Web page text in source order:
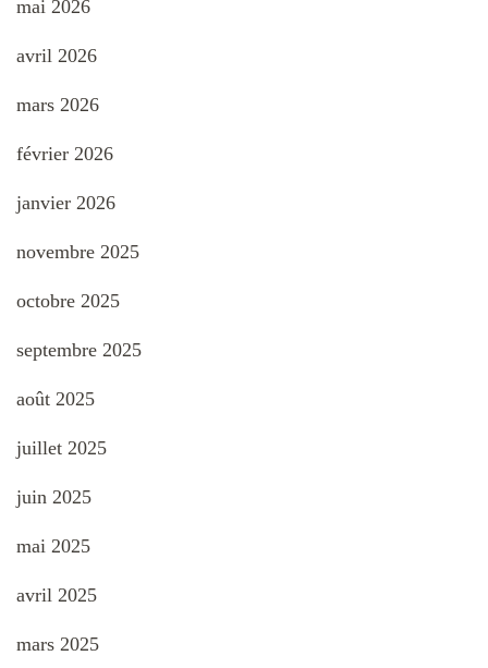
mai 2026
avril 2026
mars 2026
février 2026
janvier 2026
novembre 2025
octobre 2025
septembre 2025
août 2025
juillet 2025
juin 2025
mai 2025
avril 2025
mars 2025